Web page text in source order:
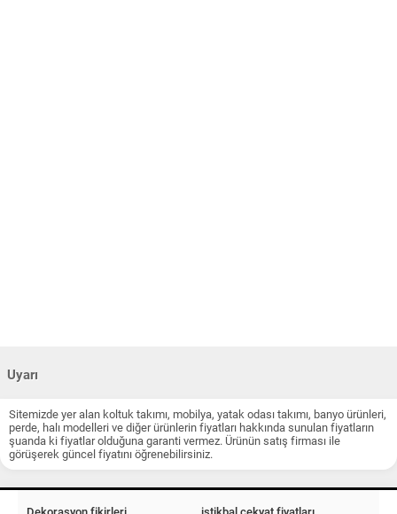
Uyarı
Sitemizde yer alan koltuk takımı, mobilya, yatak odası takımı, banyo ürünleri,
perde, halı modelleri ve diğer ürünlerin fiyatları hakkında sunulan fiyatların
şuanda ki fiyatlar olduğuna garanti vermez. Ürünün satış firması ile
görüşerek güncel fiyatını öğrenebilirsiniz.